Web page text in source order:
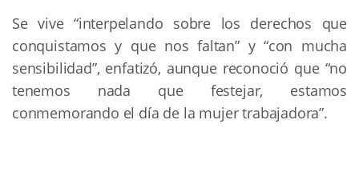
Se vive “interpelando sobre los derechos que
conquistamos y que nos faltan” y “con mucha
sensibilidad”, enfatizó, aunque reconoció que “no
tenemos nada que festejar, estamos
conmemorando el día de la mujer trabajadora”.